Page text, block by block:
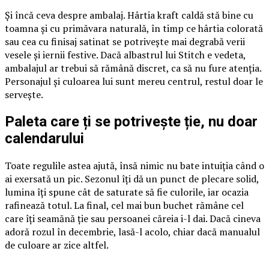
Și încă ceva despre ambalaj. Hârtia kraft caldă stă bine cu
toamna și cu primăvara naturală, în timp ce hârtia colorată
sau cea cu finisaj satinat se potrivește mai degrabă verii
vesele și iernii festive. Dacă albastrul lui Stitch e vedeta,
ambalajul ar trebui să rămână discret, ca să nu fure atenția.
Personajul și culoarea lui sunt mereu centrul, restul doar le
servește.
Paleta care ți se potrivește ție, nu doar
calendarului
Toate regulile astea ajută, însă nimic nu bate intuiția când o
ai exersată un pic. Sezonul îți dă un punct de plecare solid,
lumina îți spune cât de saturate să fie culorile, iar ocazia
rafinează totul. La final, cel mai bun buchet rămâne cel
care îți seamănă ție sau persoanei căreia i-l dai. Dacă cineva
adoră rozul în decembrie, lasă-l acolo, chiar dacă manualul
de culoare ar zice altfel.